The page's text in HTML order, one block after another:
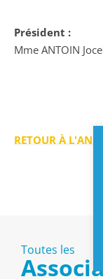
Président :
Mme ANTOIN
RETOUR À
Toutes les